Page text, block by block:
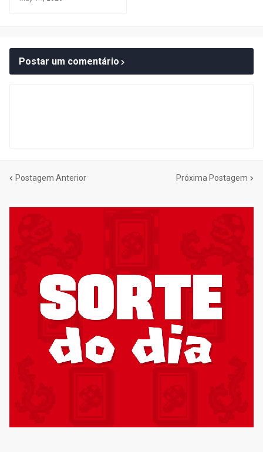
Postar um comentário
Postagem Anterior Próxima Postagem